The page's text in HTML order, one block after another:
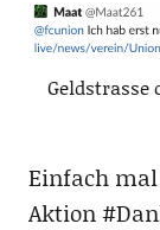
Geldstrasse
Einfach mal
Aktion